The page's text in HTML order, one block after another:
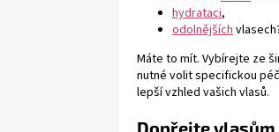
hydrataci,
odolnějších
Máte to mít. Vybírejte ze
nutné volit specifickou
lepší vzhled vašich vlasů.
Dopřejte